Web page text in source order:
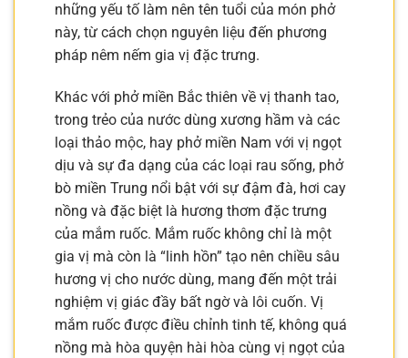
những yếu tố làm nên tên tuổi của món phở
này, từ cách chọn nguyên liệu đến phương
pháp nêm nếm gia vị đặc trưng.
Khác với phở miền Bắc thiên về vị thanh tao,
trong trẻo của nước dùng xương hầm và các
loại thảo mộc, hay phở miền Nam với vị ngọt
dịu và sự đa dạng của các loại rau sống, phở
bò miền Trung nổi bật với sự đậm đà, hơi cay
nồng và đặc biệt là hương thơm đặc trưng
của mắm ruốc. Mắm ruốc không chỉ là một
gia vị mà còn là “linh hồn” tạo nên chiều sâu
hương vị cho nước dùng, mang đến một trải
nghiệm vị giác đầy bất ngờ và lôi cuốn. Vị
mắm ruốc được điều chỉnh tinh tế, không quá
nồng mà hòa quyện hài hòa cùng vị ngọt của